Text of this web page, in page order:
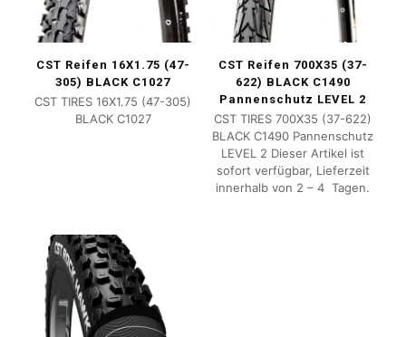
CST Reifen 16X1.75 (47-
305) BLACK C1027
CST TIRES 16X1.75 (47-305)
BLACK C1027
CST Reifen 700X35 (37-
622) BLACK C1490
Pannenschutz LEVEL 2
CST TIRES 700X35 (37-622)
BLACK C1490 Pannenschutz
LEVEL 2 Dieser Artikel ist
sofort verfügbar, Lieferzeit
innerhalb von 2 – 4 Tagen.